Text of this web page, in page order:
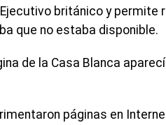
británico y permite
que no estaba disponible.
de la Casa Blanca
páginas en